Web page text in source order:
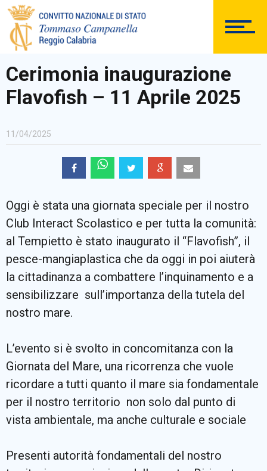
PERSONALE
Cerimonia inaugurazione
Flavofish – 11 Aprile 2025
11/04/2025
Oggi è stata una giornata speciale per il nostro
Club Interact Scolastico e per tutta la comunità:
al Tempietto è stato inaugurato il “Flavofish”, il
pesce-mangiaplastica che da oggi in poi aiuterà
la cittadinanza a combattere l’inquinamento e a
sensibilizzare sull’importanza della tutela del
nostro mare.
L’evento si è svolto in concomitanza con la
Giornata del Mare, una ricorrenza che vuole
ricordare a tutti quanto il mare sia fondamentale
per il nostro territorio non solo dal punto di
vista ambientale, ma anche culturale e sociale
Presenti autorità fondamentali del nostro